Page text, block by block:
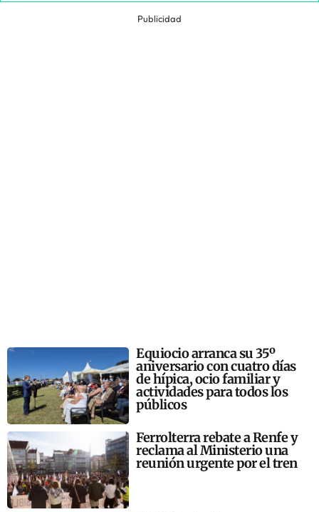
Publicidad
Equiocio arranca su 35º
aniversario con cuatro días
de hípica, ocio familiar y
actividades para todos los
públicos
Ferrolterra rebate a Renfe y
reclama al Ministerio una
reunión urgente por el tren